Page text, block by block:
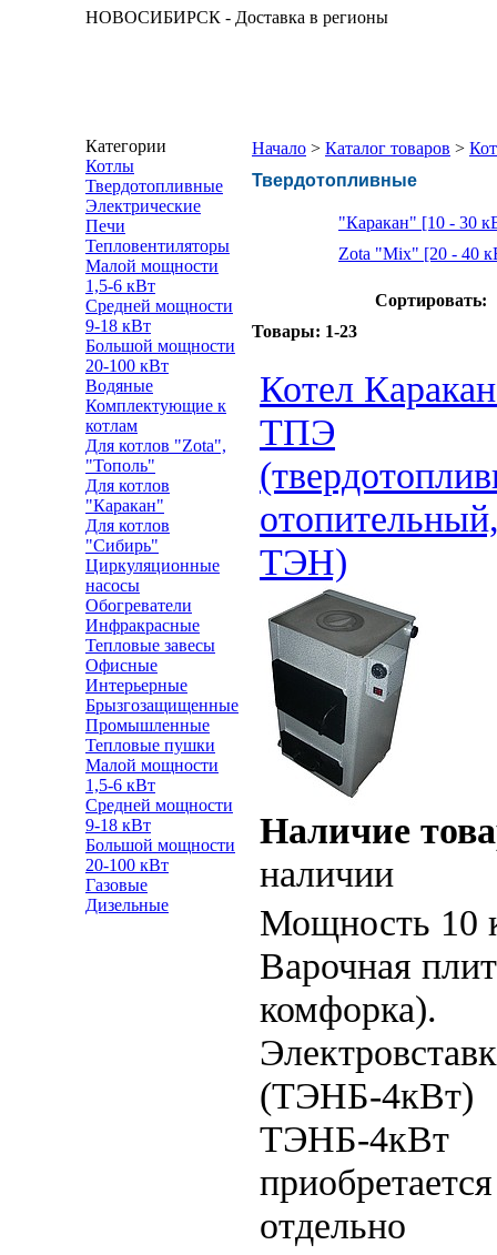
НОВОСИБИРСК - Доставка в регионы
Категории
Котлы
Твердотопливные
Электрические
Печи
Тепловентиляторы
Малой мощности
1,5-6 кВт
Средней мощности
9-18 кВт
Большой мощности
20-100 кВт
Водяные
Комплектующие к
котлам
Для котлов "Zota",
"Тополь"
Для котлов
"Каракан"
Для котлов
"Сибирь"
Циркуляционные
насосы
Обогреватели
Инфракрасные
Тепловые завесы
Офисные
Интерьерные
Брызгозащищенные
Промышленные
Тепловые пушки
Малой мощности
1,5-6 кВт
Средней мощности
9-18 кВт
Большой мощности
20-100 кВт
Газовые
Дизельные
Начало > Каталог товаров >
Твердотопливные
"Каракан" [10 - 30
Zota "Mix" [20 - 40
Сортировать:
Товары: 1-23
Котел
ТПЭ
ТЭН)
Наличие
наличии
Мощность 10
Варочная
комфорка).
(ТЭНБ-4кВт)
ТЭНБ-4кВт
приобретается
отдельно